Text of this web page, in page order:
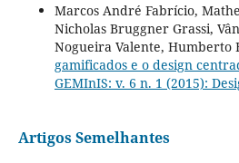
Marcos André Fabrício,
Nicholas Bruggner Grassi,
Nogueira Valente, Humberto
gamificados e o design
GEMInIS: v. 6 n. 1 (2015):
Artigos Semelhantes